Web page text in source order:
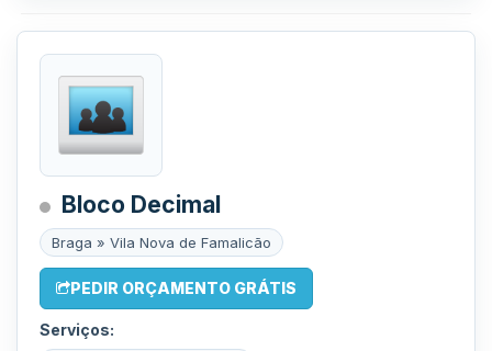
Bloco Decimal
Braga » Vila Nova de Famalicão
PEDIR ORÇAMENTO GRÁTIS
Serviços: